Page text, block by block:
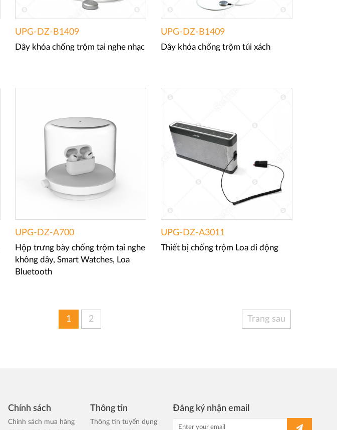
UPG-DZ-B1409
Dây khóa chống trộm tai nghe nhạc
UPG-DZ-B1409
Dây khóa chống trộm túi xách
UPG-DZ-A700
Hộp trưng bày chống trộm tai nghe
không dây, Smart Watches, Loa
Bluetooth
UPG-DZ-A3011
Thiết bị chống trộm Loa di động
1 2 Trang sau
Chính sách
Chính sách mua hàng
Thông tin
Thông tin tuyển dụng
Đăng ký nhận email